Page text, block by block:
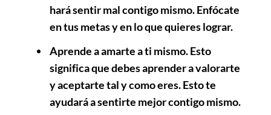
hará sentir mal contigo mismo. Enfócate
en tus metas y en lo que quieres lograr.
Aprende a amarte a ti mismo. Esto
significa que debes aprender a valorarte
y aceptarte tal y como eres. Esto te
ayudará a sentirte mejor contigo mismo.